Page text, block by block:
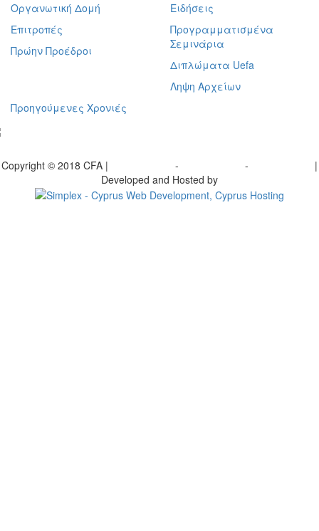
Οργανωτική Δομή
Επιτροπές
Πρώην Προέδροι
Ειδήσεις
Προγραμματισμένα
Σεμινάρια
Διπλώματα Uefa
Ληψη Αρχείων
Προηγούμενες Χρονιές
Copyright © 2018 CFA | - -
|
Developed and Hosted by